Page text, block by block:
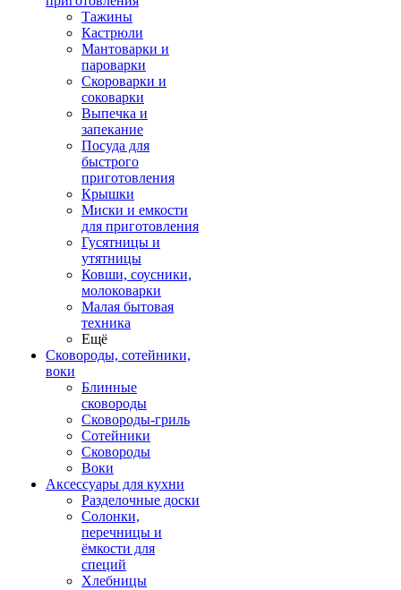
Тажины
Кастрюли
Мантоварки и
пароварки
Скороварки и
соковарки
Выпечка и
запекание
Посуда для
быстрого
приготовления
Крышки
Миски и емкости
для приготовления
Гусятницы и
утятницы
Ковши, соусники,
молоковарки
Малая бытовая
техника
Ещё
Сковороды, сотейники,
воки
Блинные
сковороды
Сковороды-гриль
Сотейники
Сковороды
Воки
Аксессуары для кухни
Разделочные доски
Солонки,
перечницы и
ёмкости для
специй
Хлебницы